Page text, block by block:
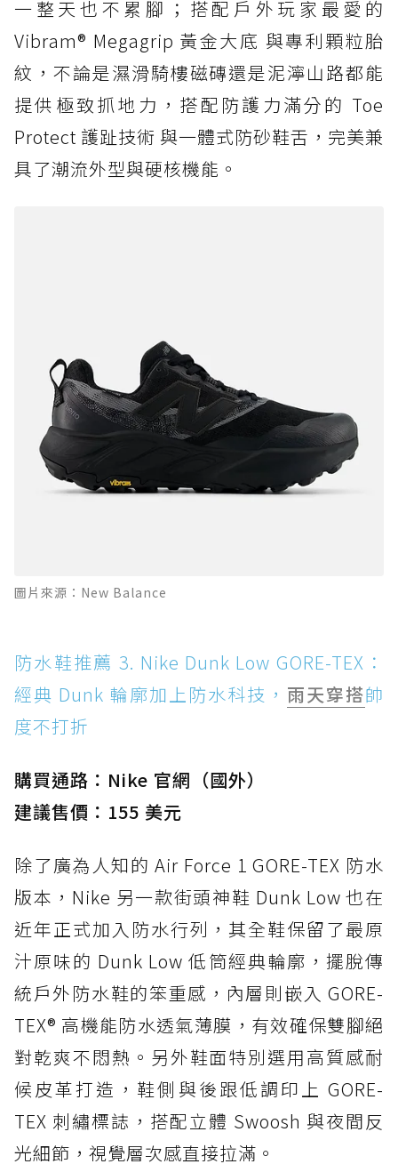
一整天也不累腳；搭配戶外玩家最愛的
Vibram® Megagrip 黃金大底 與專利顆粒胎
紋，不論是濕滑騎樓磁磚還是泥濘山路都能
提供極致抓地力，搭配防護力滿分的 Toe
Protect 護趾技術 與一體式防砂鞋舌，完美兼
具了潮流外型與硬核機能。
圖片來源：New Balance
防水鞋推薦 3. Nike Dunk Low GORE-TEX：
經典 Dunk 輪廓加上防水科技， 雨天穿搭帥
度不打折
購買通路：Nike 官網（國外）
建議售價：155 美元
除了廣為人知的 Air Force 1 GORE-TEX 防水
版本，Nike 另一款街頭神鞋 Dunk Low 也在
近年正式加入防水行列，其全鞋保留了最原
汁原味的 Dunk Low 低筒經典輪廓，擺脫傳
統戶外防水鞋的笨重感，內層則嵌入 GORE-
TEX® 高機能防水透氣薄膜，有效確保雙腳絕
對乾爽不悶熱。另外鞋面特別選用高質感耐
候皮革打造，鞋側與後跟低調印上 GORE-
TEX 刺繡標誌，搭配立體 Swoosh 與夜間反
光細節，視覺層次感直接拉滿。